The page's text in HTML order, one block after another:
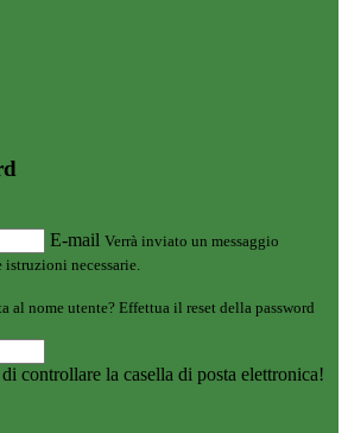
E-mail Verrà inviato un messaggio
necessarie.
al nome utente? Effettua il reset della password
controllare la casella di posta elettronica!